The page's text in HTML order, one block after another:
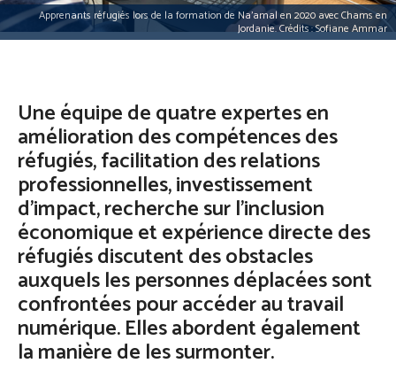
Apprenants réfugiés lors de la formation de Na’amal en 2020 avec Chams en
Jordanie. Crédits : Sofiane Ammar
Une équipe de quatre expertes en
amélioration des compétences des
réfugiés, facilitation des relations
professionnelles, investissement
d’impact, recherche sur l’inclusion
économique et expérience directe des
réfugiés discutent des obstacles
auxquels les personnes déplacées sont
confrontées pour accéder au travail
numérique. Elles abordent également
la manière de les surmonter.